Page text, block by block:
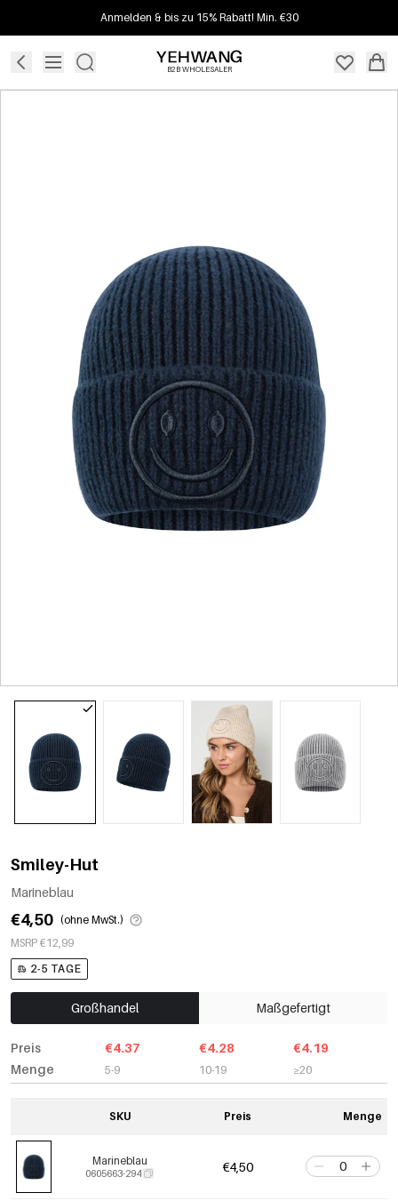
Anmelden & bis zu 15% Rabatt! Min. €30
B2B WHOLESALER
Smiley-Hut
Marineblau
€4,50 (ohne MwSt.)
MSRP €12,99
2-5 TAGE
Großhandel Maßgefertigt
Preis
Menge
€4.37
5-9
€4.28
10-19
€4.19
≥20
SKU Preis Menge
Marineblau
0605663-294 €4,50